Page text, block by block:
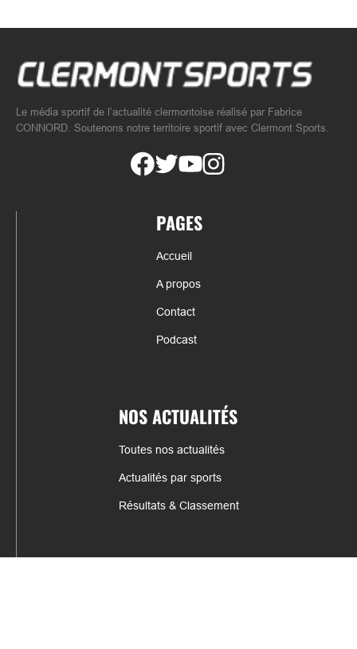
Le média sportif de l’actualité clermontoise réalisé par Fabrice
CONNORD. Soutenons notre territoire sportif avec Clermont Sports.
PAGES
Accueil
A propos
Contact
Podcast
NOS ACTUALITÉS
Toutes nos actualités
Actualités par sports
Résultats & Classement